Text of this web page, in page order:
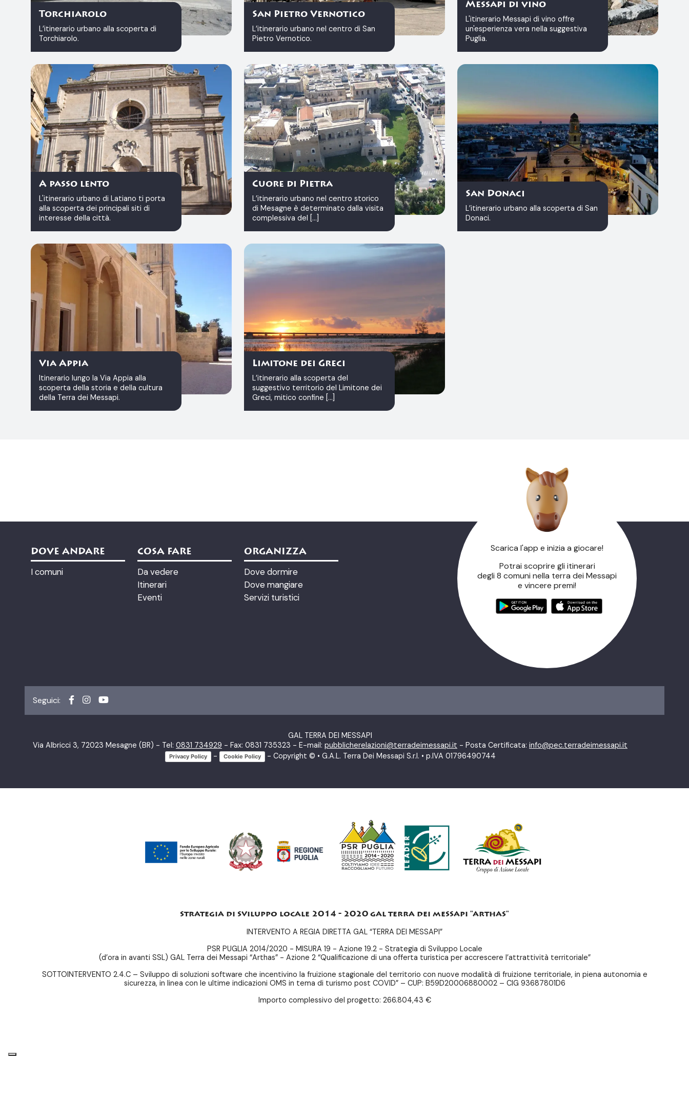
Torchiarolo
L’itinerario urbano alla scoperta di
Torchiarolo.
San Pietro Vernotico
L’itinerario urbano nel centro di San
Pietro Vernotico.
Messapi di vino
L'itinerario Messapi di vino offre
un'esperienza vera nella suggestiva
Puglia.
A passo lento
L'itinerario urbano di Latiano ti porta
alla scoperta dei principali siti di
interesse della città.
Cuore di Pietra
L’itinerario urbano nel centro storico
di Mesagne è determinato dalla visita
complessiva del [...]
San Donaci
L’itinerario urbano alla scoperta di San
Donaci.
Via Appia
Itinerario lungo la Via Appia alla
scoperta della storia e della cultura
della Terra dei Messapi.
Limitone dei Greci
L’itinerario alla scoperta del
suggestivo territorio del Limitone dei
Greci, mitico confine [...]
DOVE ANDARE
I comuni
COSA FARE
Da vedere
Itinerari
Eventi
ORGANIZZA
Dove dormire
Dove mangiare
Servizi turistici
Scarica l'app e inizia a giocare!
Potrai scoprire gli itinerari
degli 8 comuni nella terra dei Messapi
e vincere premi!
Seguici:
GAL TERRA DEI MESSAPI
Via Albricci 3, 72023 Mesagne (BR) - Tel: 0831 734929 - Fax: 0831 735323 - E-mail: pubblicherelazioni@terradeimessapi.it - Posta Certificata: info@pec.terradeimessapi.it
Privacy Policy - Cookie Policy - Copyright © • G.A.L. Terra Dei Messapi S.r.l. • p.IVA 01796490744
strategia di sviluppo locale 2014 - 2020 gal terra dei messapi "arthas"
INTERVENTO A REGIA DIRETTA GAL “TERRA DEI MESSAPI”
PSR PUGLIA 2014/2020 - MISURA 19 - Azione 19.2 - Strategia di Sviluppo Locale
(d’ora in avanti SSL) GAL Terra dei Messapi “Arthas” - Azione 2 “Qualificazione di una offerta turistica per accrescere l’attrattività territoriale”
SOTTOINTERVENTO 2.4.C – Sviluppo di soluzioni software che incentivino la fruizione stagionale del territorio con nuove modalità di fruizione territoriale, in piena autonomia e
sicurezza, in linea con le ultime indicazioni OMS in tema di turismo post COVID” – CUP: B59D20006880002 – CIG 93687801D6
Importo complessivo del progetto: 266.804,43 €